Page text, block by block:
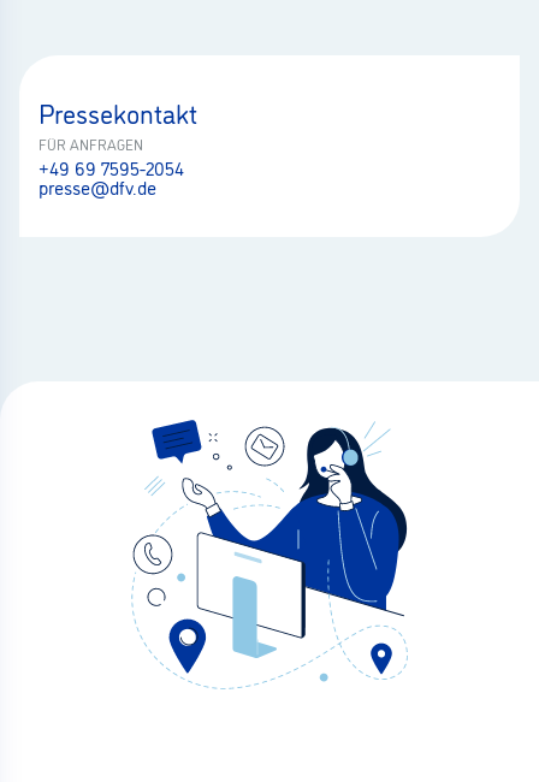
Pressekontakt
FÜR ANFRAGEN
+49 69 7595-2054
presse@dfv.de